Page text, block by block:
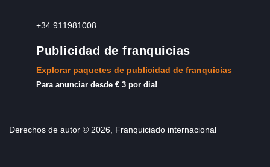
+34 911981008
Publicidad de franquicias
Explorar paquetes de publicidad de franquicias
Para anunciar desde € 3 por dia!
Derechos de autor © 2026, Franquiciado internacional